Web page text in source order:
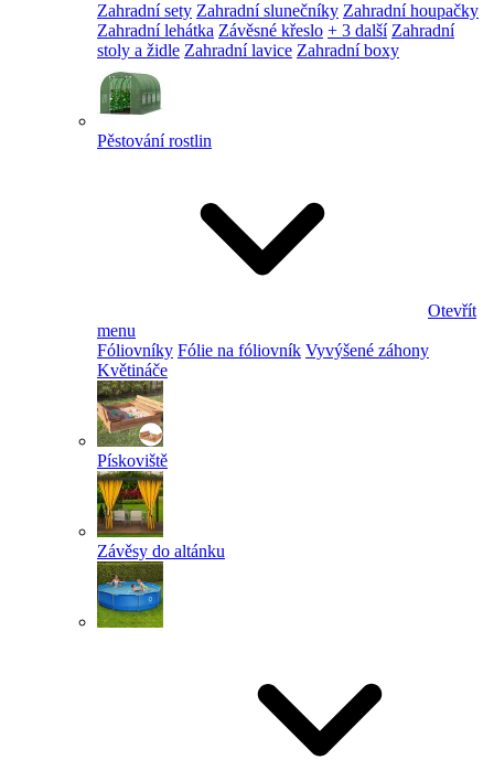
Zahradní sety Zahradní slunečníky Zahradní houpačky
Zahradní lehátka Závěsné křeslo + 3 další Zahradní
stoly a židle Zahradní lavice Zahradní boxy
Pěstování rostlin
Otevřít
menu
Fóliovníky Fólie na fóliovník Vyvýšené záhony
Květináče
Pískoviště
Závěsy do altánku